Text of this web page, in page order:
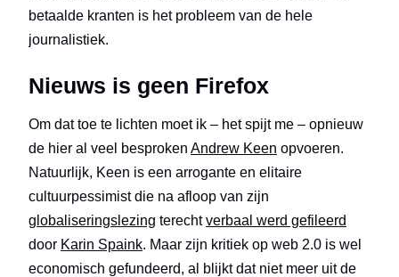
betaalde kranten is het probleem van de hele
journalistiek.
Nieuws is geen Firefox
Om dat toe te lichten moet ik – het spijt me – opnieuw
de hier al veel besproken Andrew Keen opvoeren.
Natuurlijk, Keen is een arrogante en elitaire
cultuurpessimist die na afloop van zijn
globaliseringslezing terechtverbaal werd gefileerd
door Karin Spaink. Maar zijn kritiek op web 2.0 is wel
economisch gefundeerd, al blijkt dat niet meer uit de